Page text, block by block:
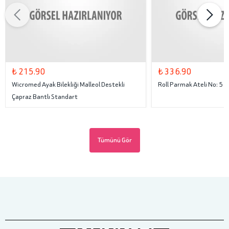
₺ 215.90
Wicromed Ayak Bilekliği Malleol Destekli
Çapraz Bantlı Standart
₺ 336.90
Roll Parmak Ateli No: 5
Tümünü Gör